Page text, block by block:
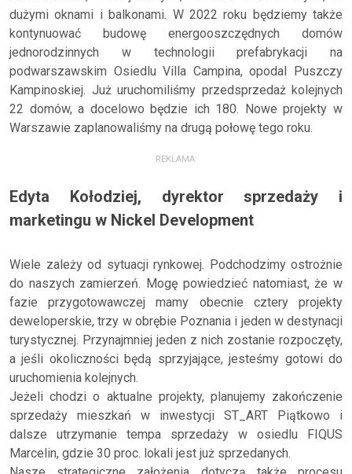
dużymi oknami i balkonami. W 2022 roku będziemy także
kontynuować budowę energooszczędnych domów
jednorodzinnych w technologii prefabrykacji na
podwarszawskim Osiedlu Villa Campina, opodal Puszczy
Kampinoskiej. Już uruchomiliśmy przedsprzedaż kolejnych
22 domów, a docelowo będzie ich 180. Nowe projekty w
Warszawie zaplanowaliśmy na drugą połowę tego roku.
REKLAMA:
Edyta Kołodziej, dyrektor sprzedaży i
marketingu w Nickel Development
Wiele zależy od sytuacji rynkowej. Podchodzimy ostrożnie
do naszych zamierzeń. Mogę powiedzieć natomiast, że w
fazie przygotowawczej mamy obecnie cztery projekty
deweloperskie, trzy w obrębie Poznania i jeden w destynacji
turystycznej. Przynajmniej jeden z nich zostanie rozpoczęty,
a jeśli okoliczności będą sprzyjające, jesteśmy gotowi do
uruchomienia kolejnych.
Jeżeli chodzi o aktualne projekty, planujemy zakończenie
sprzedaży mieszkań w inwestycji ST_ART Piątkowo i
dalsze utrzymanie tempa sprzedaży w osiedlu FIQUS
Marcelin, gdzie 30 proc. lokali jest już sprzedanych.